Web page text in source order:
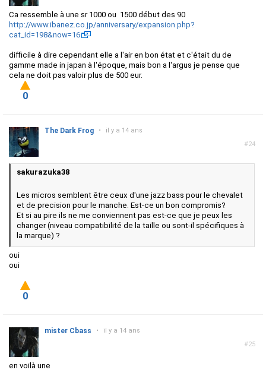
Ca ressemble à une sr 1000 ou 1500 début des 90
http://www.ibanez.co.jp/anniversary/expansion.php?
cat_id=198&now=16
difficile à dire cependant elle a l'air en bon état et c'était du de
gamme made in japan à l'époque, mais bon a l'argus je pense que
cela ne doit pas valoir plus de 500 eur.
0
#24
The Dark Frog • il y a 14 ans
sakurazuka38
Les micros semblent être ceux d'une jazz bass pour le chevalet
et de precision pour le manche. Est-ce un bon compromis?
Et si au pire ils ne me conviennent pas est-ce que je peux les
changer (niveau compatibilité de la taille ou sont-il spécifiques à
la marque) ?
oui
oui
0
#25
mister Cbass • il y a 14 ans
en voilà une